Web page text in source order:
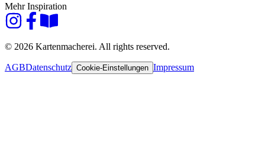
Mehr Inspiration
© 2026 Kartenmacherei. All rights reserved.
AGBDatenschutz Cookie-Einstellungen Impressum